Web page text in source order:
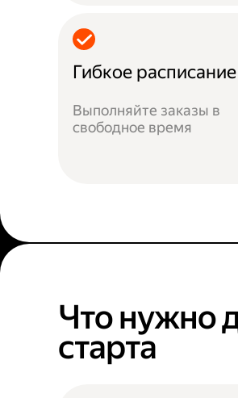
Гибкое расписание
Выполняйте заказы в
свободное время
Что нужно
старта